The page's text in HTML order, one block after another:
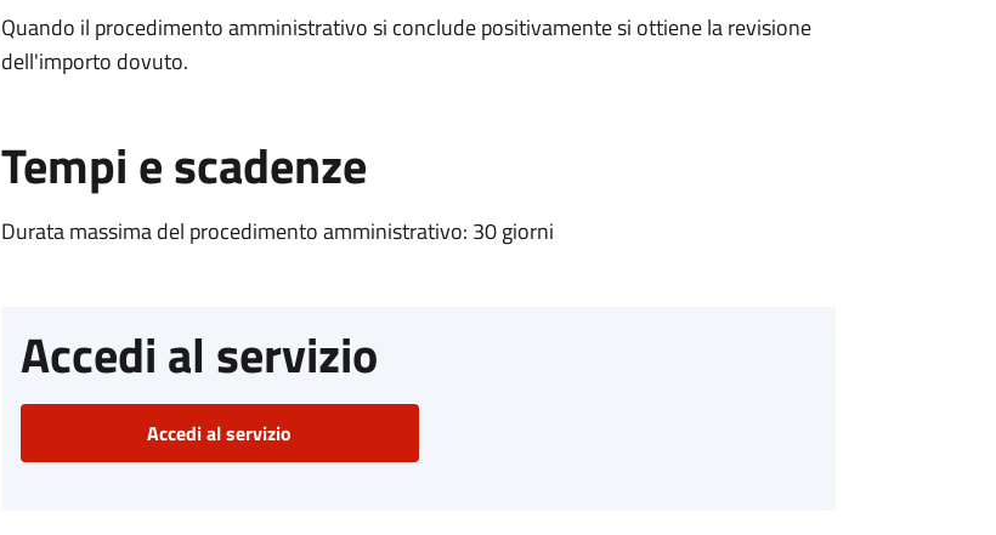
Quando il procedimento amministrativo si conclude positivamente si ottiene la revisione
dell'importo dovuto.
Tempi e scadenze
Durata massima del procedimento amministrativo: 30 giorni
Accedi al servizio
Accedi al servizio